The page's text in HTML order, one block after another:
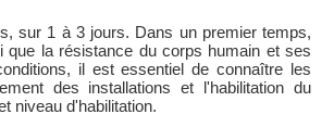
sur 1 à 3 jours. Dans un premier temps,
que la résistance du corps humain et ses
il est essentiel de connaître les
des installations et l'habilitation du
niveau d'habilitation.